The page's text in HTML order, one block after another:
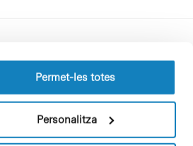
Permet-les totes
Personalitza
Perfil del contractant
Política de privacitat
Avís Legal
Política de cookies